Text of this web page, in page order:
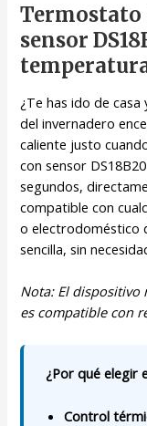
sensor
¿Te has ido de casa
del invernadero
caliente justo
con sensor
segundos,
compatible con
o electrodoméstico
sencilla, sin
Nota: El dispositivo
es compatible con
¿Por qué elegir
Control